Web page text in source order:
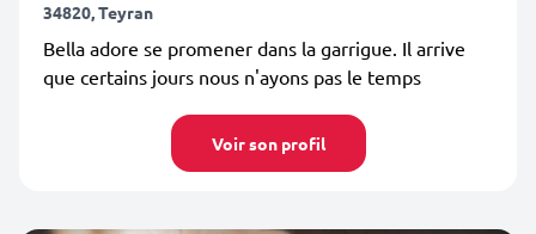
34820, Teyran
Bella adore se promener dans la garrigue. Il arrive
que certains jours nous n'ayons pas le temps
Voir son profil